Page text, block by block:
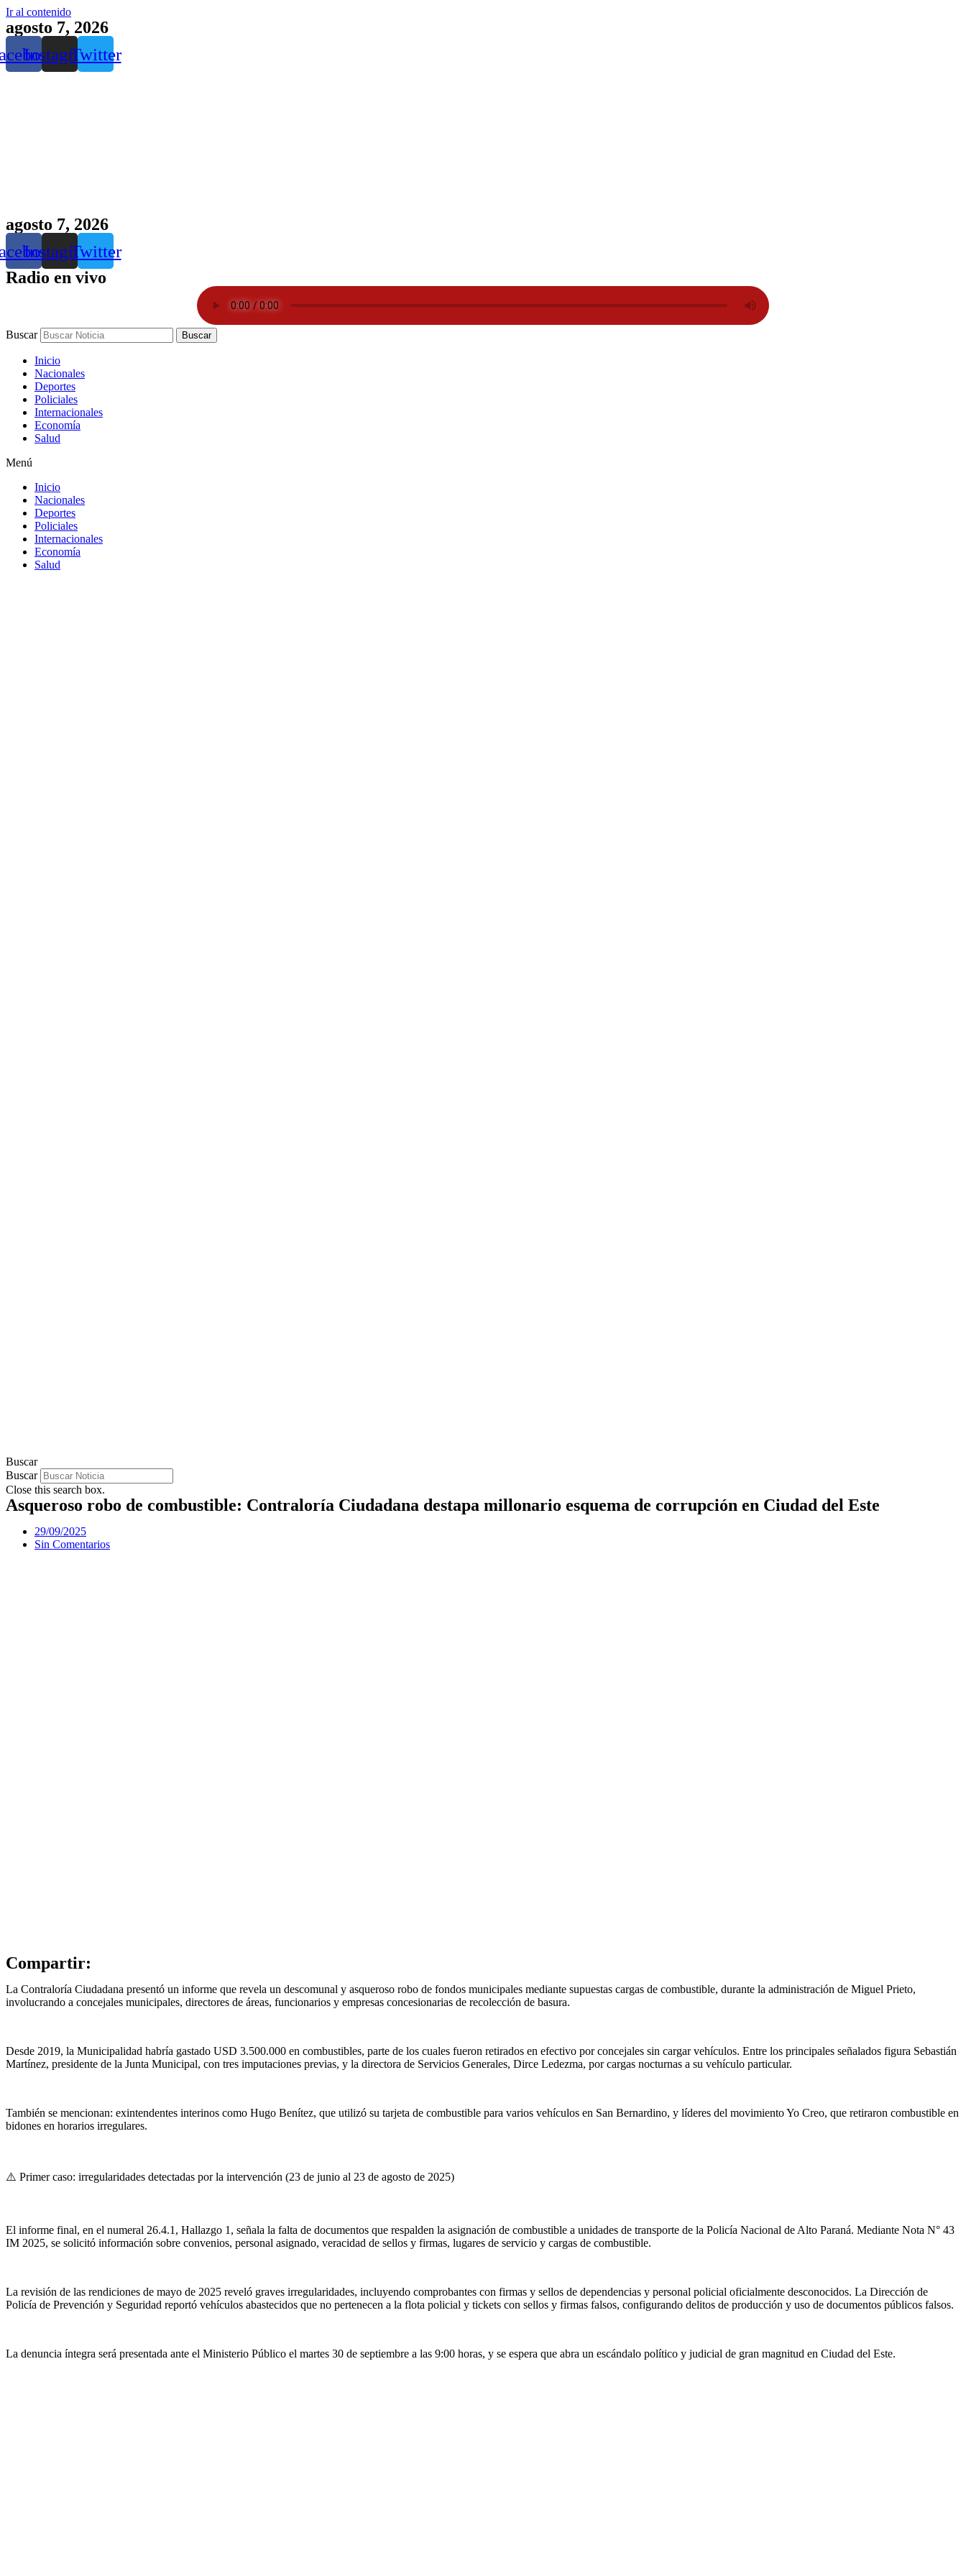
Ir al contenido
agosto 7, 2026
InstagramTwitter
agosto 7, 2026
InstagramTwitter
Radio en vivo
Buscar Buscar
Inicio
Nacionales
Deportes
Policiales
Internacionales
Economía
Salud
Menú
Inicio
Nacionales
Deportes
Policiales
Internacionales
Economía
Salud
Buscar
Buscar
Close this search box.
Asqueroso robo de combustible: Contraloría Ciudadana destapa millonario esquema de corrupción en Ciudad del Este
29/09/2025
Sin Comentarios
Compartir:
La Contraloría Ciudadana presentó un informe que revela un descomunal y asqueroso robo de fondos municipales mediante supuestas cargas de combustible, durante la administración de Miguel Prieto,
involucrando a concejales municipales, directores de áreas, funcionarios y empresas concesionarias de recolección de basura.
Desde 2019, la Municipalidad habría gastado USD 3.500.000 en combustibles, parte de los cuales fueron retirados en efectivo por concejales sin cargar vehículos. Entre los principales señalados figura Sebastián
Martínez, presidente de la Junta Municipal, con tres imputaciones previas, y la directora de Servicios Generales, Dirce Ledezma, por cargas nocturnas a su vehículo particular.
También se mencionan: exintendentes interinos como Hugo Benítez, que utilizó su tarjeta de combustible para varios vehículos en San Bernardino, y líderes del movimiento Yo Creo, que retiraron combustible en
bidones en horarios irregulares.
⚠️ Primer caso: irregularidades detectadas por la intervención (23 de junio al 23 de agosto de 2025)
El informe final, en el numeral 26.4.1, Hallazgo 1, señala la falta de documentos que respalden la asignación de combustible a unidades de transporte de la Policía Nacional de Alto Paraná. Mediante Nota N° 43
IM 2025, se solicitó información sobre convenios, personal asignado, veracidad de sellos y firmas, lugares de servicio y cargas de combustible.
La revisión de las rendiciones de mayo de 2025 reveló graves irregularidades, incluyendo comprobantes con firmas y sellos de dependencias y personal policial oficialmente desconocidos. La Dirección de
Policía de Prevención y Seguridad reportó vehículos abastecidos que no pertenecen a la flota policial y tickets con sellos y firmas falsos, configurando delitos de producción y uso de documentos públicos falsos.
La denuncia íntegra será presentada ante el Ministerio Público el martes 30 de septiembre a las 9:00 horas, y se espera que abra un escándalo político y judicial de gran magnitud en Ciudad del Este.